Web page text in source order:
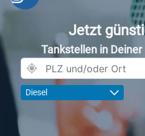
Jetzt
Tankstellen in
Diesel